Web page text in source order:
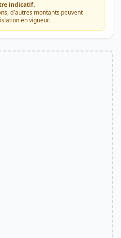
indicatif.
d'autres montants peuvent
en vigueur.